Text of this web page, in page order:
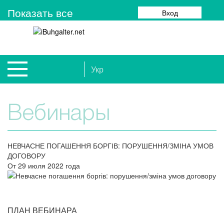
Показать все Вход
Укр
Вебинары
НЕВЧАСНЕ ПОГАШЕННЯ БОРГІВ: ПОРУШЕННЯ/ЗМІНА УМОВ
ДОГОВОРУ
От 29 июля 2022 года
ПЛАН ВЕБИНАРА